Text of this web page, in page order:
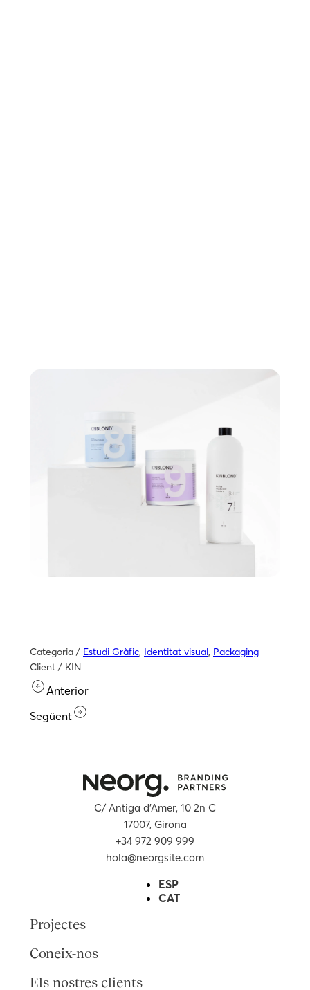
Categoria / Estudi Gràfic, Identitat visual, Packaging
Client / KIN
Anterior
Següent
C/ Antiga d’Amer, 10 2n C
17007, Girona
+34 972 909 999
hola@neorgsite.com
ESP
CAT
Projectes
Coneix-nos
Els nostres clients